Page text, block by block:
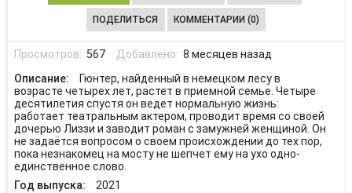
ПОДЕЛИТЬСЯ КОММЕНТАРИИ (0)
Просмотров: 567 Добавлено: 8 месяцев назад
Описание:
Гюнтер, найденный в немецком лесу в
возрасте четырех лет, растет в приемной семье. Четыре
десятилетия спустя он ведет нормальную жизнь:
работает театральным актером, проводит время со своей
дочерью Лиззи и заводит роман с замужней женщиной. Он
не задаётся вопросом о своем происхождении до тех пор,
пока незнакомец на мосту не шепчет ему на ухо одно-
единственное слово.
Год выпуска:
2021